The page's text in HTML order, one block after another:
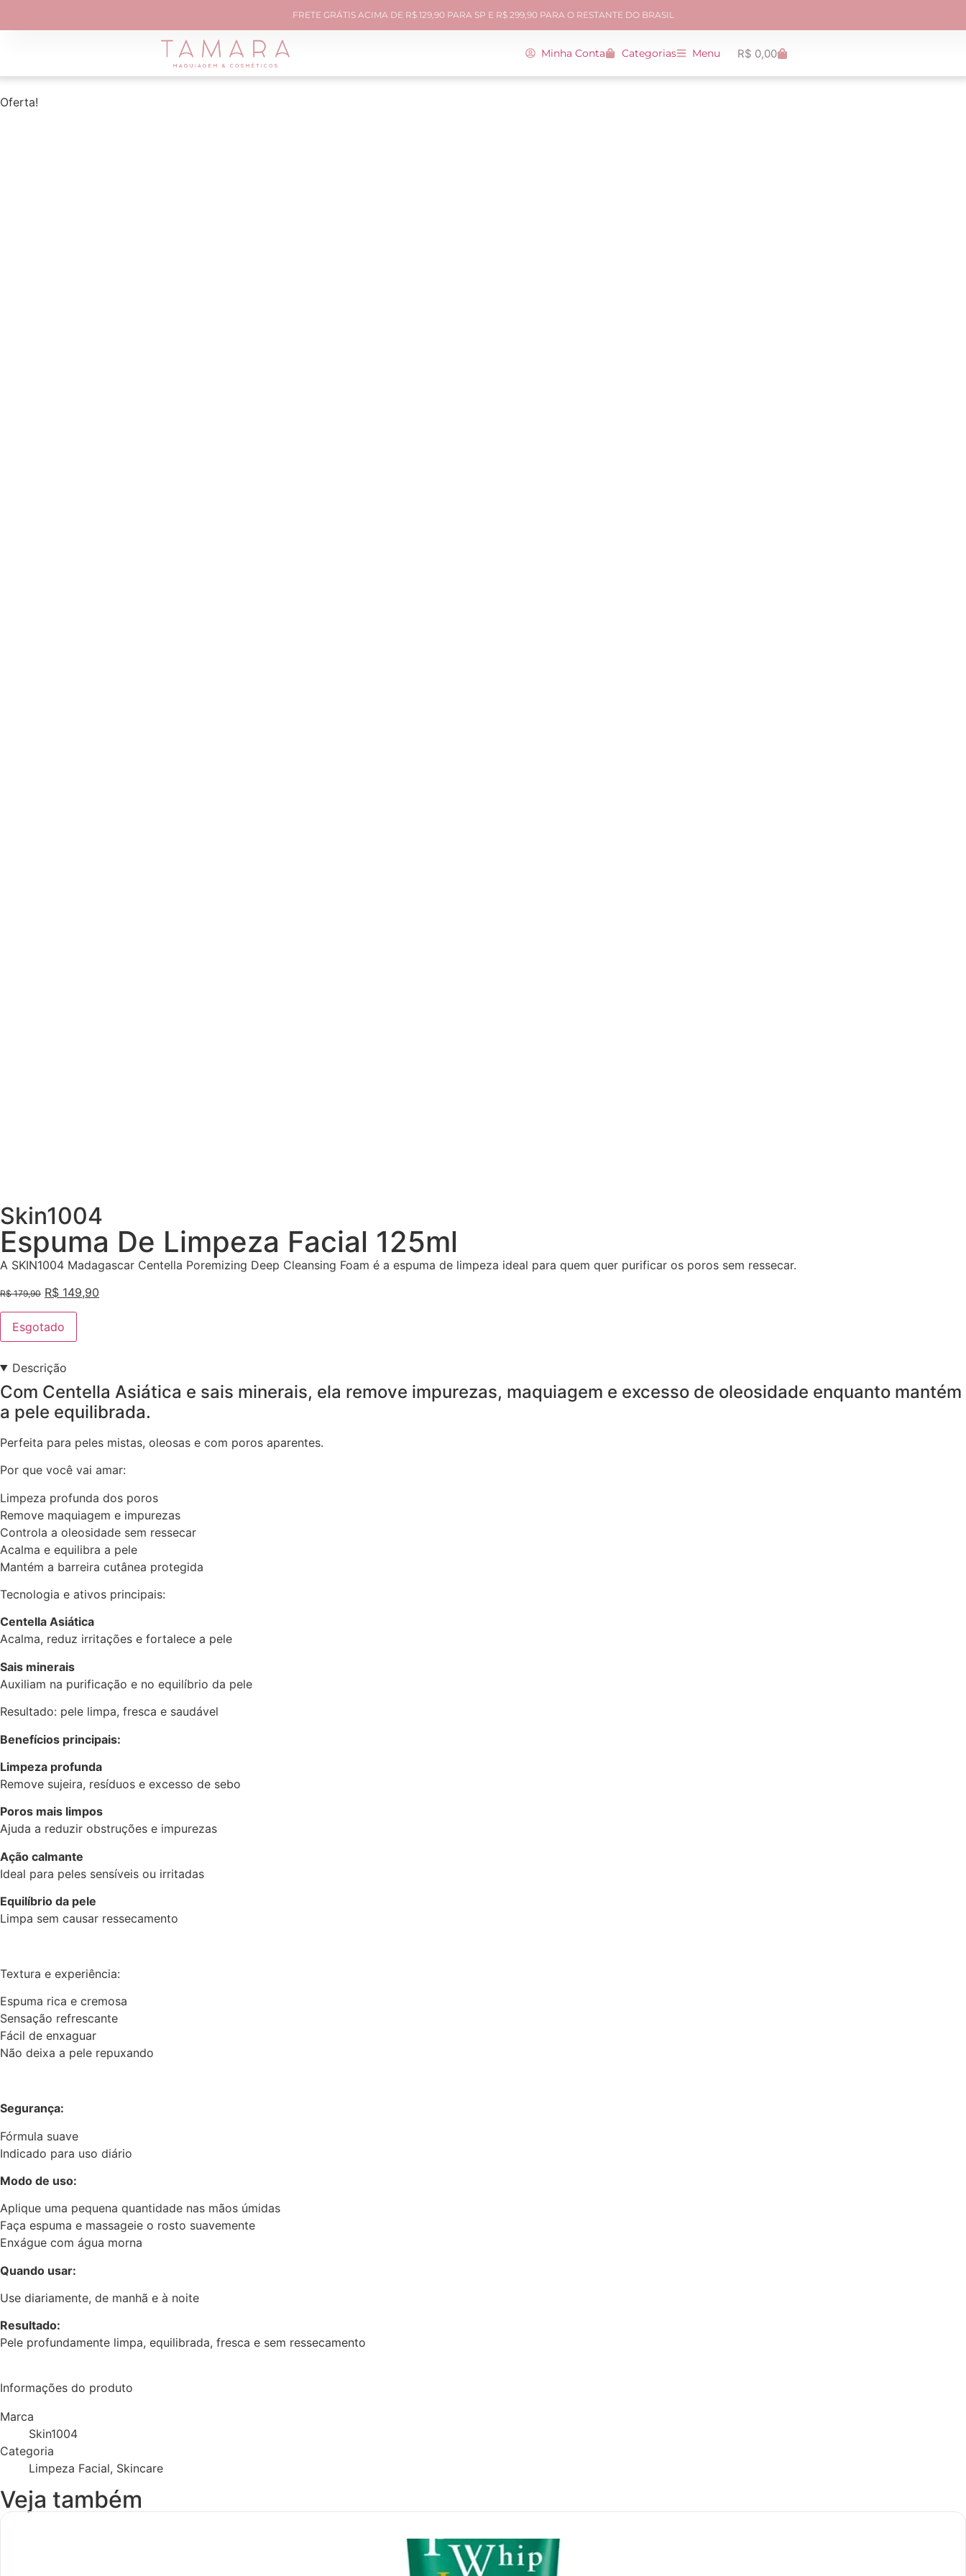
FRETE GRÁTIS ACIMA DE R$ 129,90 PARA SP E R$ 299,90 PARA O RESTANTE DO BRASIL
Minha Conta Categorias Menu R$ 0,00
Oferta!
Skin1004
Espuma De Limpeza Facial 125ml
A SKIN1004 Madagascar Centella Poremizing Deep Cleansing Foam é a espuma de limpeza ideal para quem quer purificar os poros sem ressecar.
R$179,90 R$ 149,90
Esgotado
Descrição
Com Centella Asiática e sais minerais, ela remove impurezas, maquiagem e excesso de oleosidade enquanto mantém
a pele equilibrada.
Perfeita para peles mistas, oleosas e com poros aparentes.
Por que você vai amar:
Limpeza profunda dos poros
Remove maquiagem e impurezas
Controla a oleosidade sem ressecar
Acalma e equilibra a pele
Mantém a barreira cutânea protegida
Tecnologia e ativos principais:
Centella Asiática
Acalma, reduz irritações e fortalece a pele
Sais minerais
Auxiliam na purificação e no equilíbrio da pele
Resultado: pele limpa, fresca e saudável
Benefícios principais:
Limpeza profunda
Remove sujeira, resíduos e excesso de sebo
Poros mais limpos
Ajuda a reduzir obstruções e impurezas
Ação calmante
Ideal para peles sensíveis ou irritadas
Equilíbrio da pele
Limpa sem causar ressecamento
Textura e experiência:
Espuma rica e cremosa
Sensação refrescante
Fácil de enxaguar
Não deixa a pele repuxando
Segurança:
Fórmula suave
Indicado para uso diário
Modo de uso:
Aplique uma pequena quantidade nas mãos úmidas
Faça espuma e massageie o rosto suavemente
Enxágue com água morna
Quando usar:
Use diariamente, de manhã e à noite
Resultado:
Pele profundamente limpa, equilibrada, fresca e sem ressecamento
Informações do produto
Marca
Skin1004
Categoria
Limpeza Facial, Skincare
Veja também